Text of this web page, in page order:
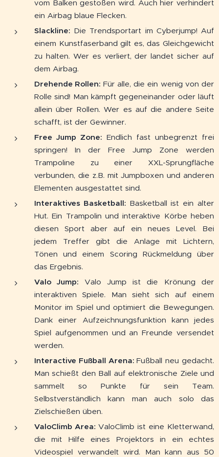
vom Balken gestoßen wird. Auch hier verhindert
ein Airbag blaue Flecken.
Slackline: Die Trendsportart im Cyberjump! Auf
einem Kunstfaserband gilt es, das Gleichgewicht
zu halten. Wer es verliert, der landet sicher auf
dem Airbag.
Drehende Rollen: Für alle, die ein wenig von der
Rolle sind! Man kämpft gegeneinander oder läuft
allein über Rollen. Wer es auf die andere Seite
schafft, ist der Gewinner.
Free Jump Zone: Endlich fast unbegrenzt frei
springen! In der Free Jump Zone werden
Trampoline zu einer XXL-Sprungfläche
verbunden, die z.B. mit Jumpboxen und anderen
Elementen ausgestattet sind.
Interaktives Basketball: Basketball ist ein alter
Hut. Ein Trampolin und interaktive Körbe heben
diesen Sport aber auf ein neues Level. Bei
jedem Treffer gibt die Anlage mit Lichtern,
Tönen und einem Scoring Rückmeldung über
das Ergebnis.
Valo Jump: Valo Jump ist die Krönung der
interaktiven Spiele. Man sieht sich auf einem
Monitor im Spiel und optimiert die Bewegungen.
Dank einer Aufzeichnungsfunktion kann jedes
Spiel aufgenommen und an Freunde versendet
werden.
Interactive Fußball Arena:Fußball neu gedacht.
Man schießt den Ball auf elektronische Ziele und
sammelt so Punkte für sein Team.
Selbstverständlich kann man auch solo das
Zielschießen üben.
ValoClimb Area: ValoClimb ist eine Kletterwand,
die mit Hilfe eines Projektors in ein echtes
Videospiel verwandelt wird. Man kann aus 50